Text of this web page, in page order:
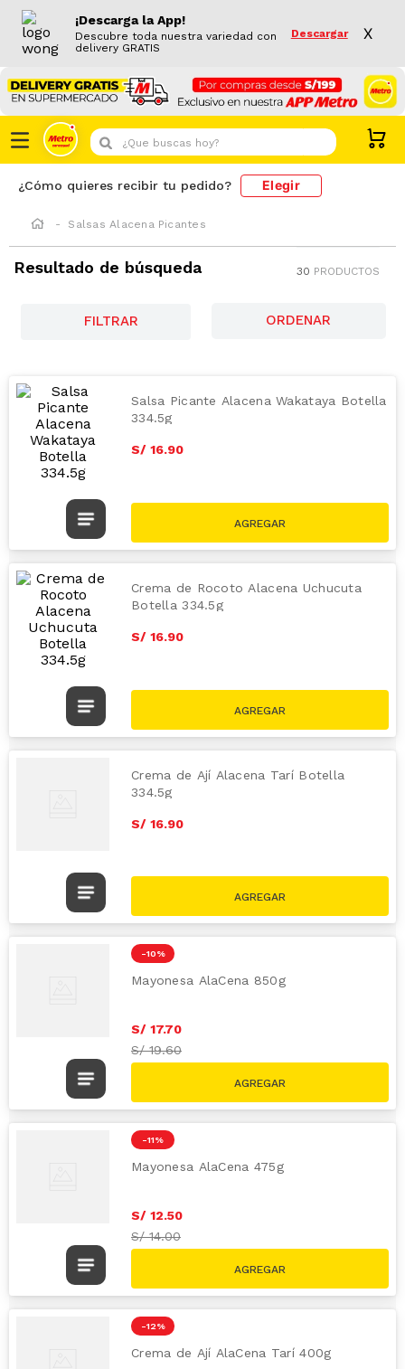
¡Descarga la App!
Descubre toda nuestra variedad con
delivery GRATIS
Descargar X
¿Que buscas hoy?
¿Cómo quieres recibir tu pedido? Elegir
Salsas Alacena Picantes
Resultado de búsqueda 30 PRODUCTOS
FILTRAR
Salsa Picante Alacena Wakataya Botella
334.5g
S/ 16.90
Crema de Rocoto Alacena Uchucuta
Botella 334.5g
S/ 16.90
Crema de Ají Alacena Tarí Botella
334.5g
S/ 16.90
-10 %
Mayonesa AlaCena 850g
S/ 17.70
S/19.60
-11 %
Mayonesa AlaCena 475g
S/ 12.50
S/14.00
-12 %
Crema de Ají AlaCena Tarí 400g